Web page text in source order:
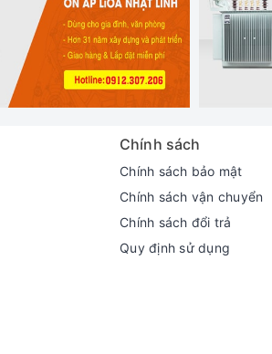
Chính sách
Chính sách bảo mật
Chính sách vận chuyển
Chính sách đổi trả
Quy định sử dụng